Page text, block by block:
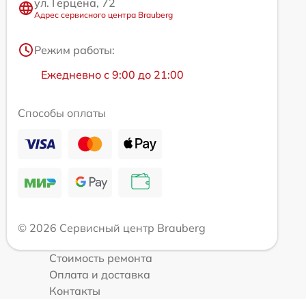
ул. Герцена, 72
Адрес сервисного центра Brauberg
Режим работы:
Ежедневно с 9:00 до 21:00
Способы оплаты
© 2026 Сервисный центр Brauberg
Стоимость ремонта
Оплата и доставка
Контакты